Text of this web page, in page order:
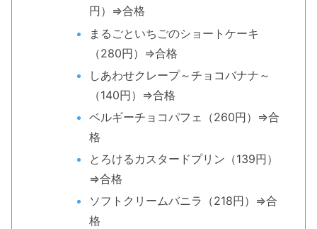
円）⇒合格
まるごといちごのショートケーキ
（280円）⇒合格
しあわせクレープ～チョコバナナ～
（140円）⇒合格
ベルギーチョコパフェ（260円）⇒合
格
とろけるカスタードプリン（139円）
⇒合格
ソフトクリームバニラ（218円）⇒合
格